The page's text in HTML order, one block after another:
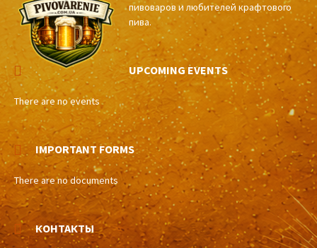
пивоваров и любителей крафтового
пива.
UPCOMING EVENTS
There are no events
IMPORTANT FORMS
There are no documents
КОНТАКТЫ